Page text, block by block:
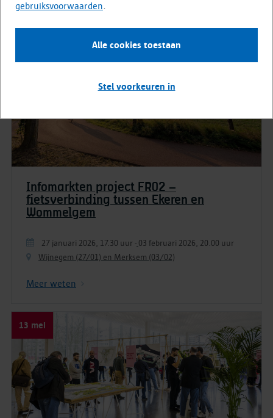
Afgelopen momenten
Infomarkten project FR02 –
fietsverbinding tussen Ekeren en
Wommelgem
27 januari 2026, 17.30 uur - 03 februari 2026, 20.00 uur
Wijnegem (27/01) en Merksem (03/02)
Meer weten
13 mei
gebruiksvoorwaarden.
Alle cookies toestaan
Stel voorkeuren in